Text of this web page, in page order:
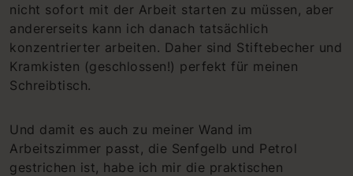
nicht sofort mit der Arbeit starten zu müssen, aber
andererseits kann ich danach tatsächlich
konzentrierter arbeiten. Daher sind Stiftebecher und
Kramkisten (geschlossen!) perfekt für meinen
Schreibtisch.
Und damit es auch zu meiner Wand im
Arbeitszimmer passt, die Senfgelb und Petrol
gestrichen ist, habe ich mir die praktischen